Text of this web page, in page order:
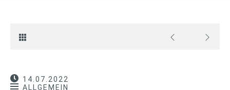
14.07.2022
ALLGEMEIN